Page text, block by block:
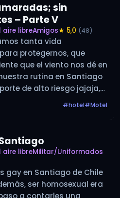
sin
– Parte V
aire libreAmigos★ 5,0 (48)
tanta vida
protegernos, que
que el viento nos dé en
rutina en Santiago
de alto riesgo jajaja,
que se volvió parte
#hotel#Motel
aire libreMilitar/Uniformados
gay en Santiago de Chile
ser homosexual era
a contarles una